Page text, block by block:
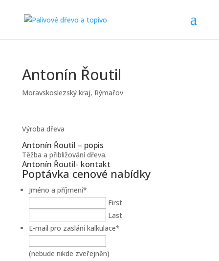
Antonín Řoutil
Moravskoslezský kraj, Rýmařov
Výroba dřeva
Antonín Řoutil – popis
Těžba a přibližování dřeva.
Antonín Řoutil- kontakt
Poptávka cenové nabídky
Jméno a příjmení*
First
Last
E-mail pro zaslání kalkulace*
(nebude nikde zveřejněn)